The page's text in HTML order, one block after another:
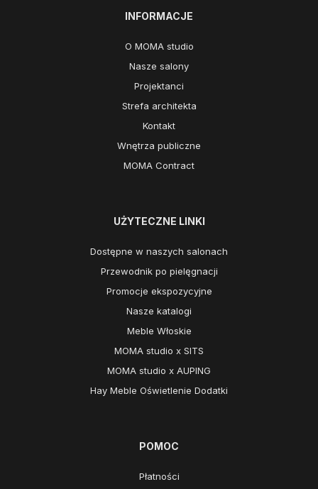
INFORMACJE
O MOMA studio
Nasze salony
Projektanci
Strefa architekta
Kontakt
Wnętrza publiczne
MOMA Contract
UŻYTECZNE LINKI
Dostępne w naszych salonach
Przewodnik po pielęgnacji
Promocje ekspozycyjne
Nasze katalogi
Meble Włoskie
MOMA studio x SITS
MOMA studio x AUPING
Hay Meble Oświetlenie Dodatki
POMOC
Płatności